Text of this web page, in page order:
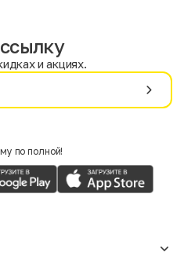
и акциях.
по полной!